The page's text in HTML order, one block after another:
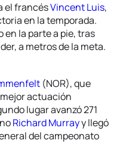
el francésVincent Luis,
en la temporada.
la parte a pie, tras
a metros de la meta.
(NOR), que
actuación
lugar avanzó 271
Richard Murrayy llegó
del campeonato